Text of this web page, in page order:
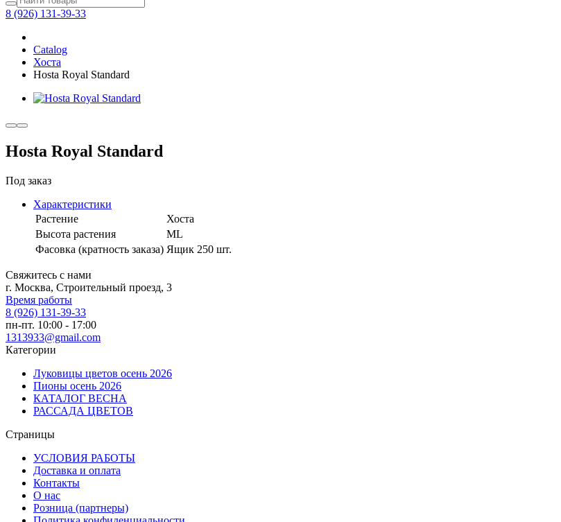
8 (926) 131-39-33
Catalog
Хоста
Hosta Royal Standard
Hosta Royal Standard
Под заказ
Характеристики
Растение
Хоста
Высота растения
ML
Фасовка (кратность заказа) Ящик 250 шт.
Свяжитесь с нами
г. Москва, Строительный проезд, 3
Время работы
8 (926) 131-39-33
пн-пт. 10:00 - 17:00
1313933@gmail.com
Категории
Луковицы цветов осень 2026
Пионы осень 2026
КАТАЛОГ ВЕСНА
РАССАДА ЦВЕТОВ
Страницы
УСЛОВИЯ РАБОТЫ
Доставка и оплата
Контакты
О наc
Розница (партнеры)